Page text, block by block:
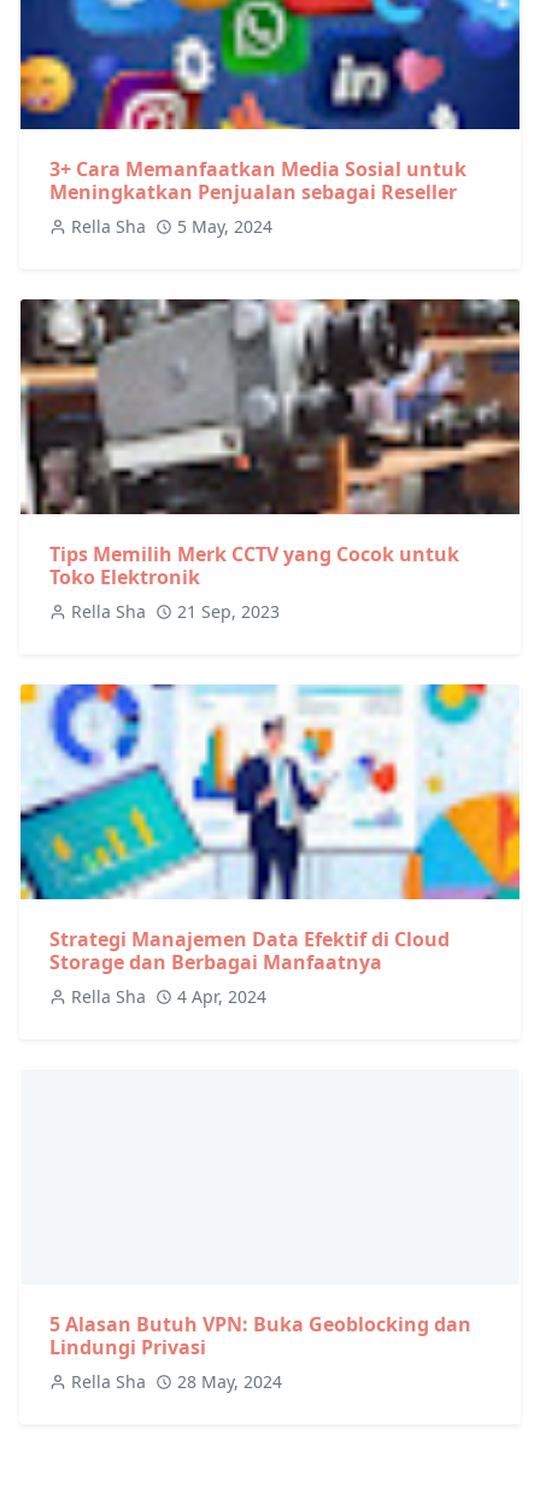
3+ Cara Memanfaatkan Media Sosial untuk
Meningkatkan Penjualan sebagai Reseller
Rella Sha 5 May, 2024
Tips Memilih Merk CCTV yang Cocok untuk
Toko Elektronik
Rella Sha 21 Sep, 2023
Strategi Manajemen Data Efektif di Cloud
Storage dan Berbagai Manfaatnya
Rella Sha 4 Apr, 2024
5 Alasan Butuh VPN: Buka Geoblocking dan
Lindungi Privasi
Rella Sha 28 May, 2024